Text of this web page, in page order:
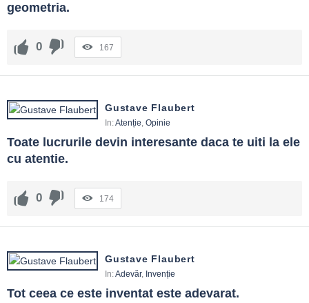
geometria.
0 167
Gustave Flaubert
In:Atenție, Opinie
Toate lucrurile devin interesante daca te uiti la ele
cu atentie.
0 174
Gustave Flaubert
In:Adevăr, Invenție
Tot ceea ce este inventat este adevarat.